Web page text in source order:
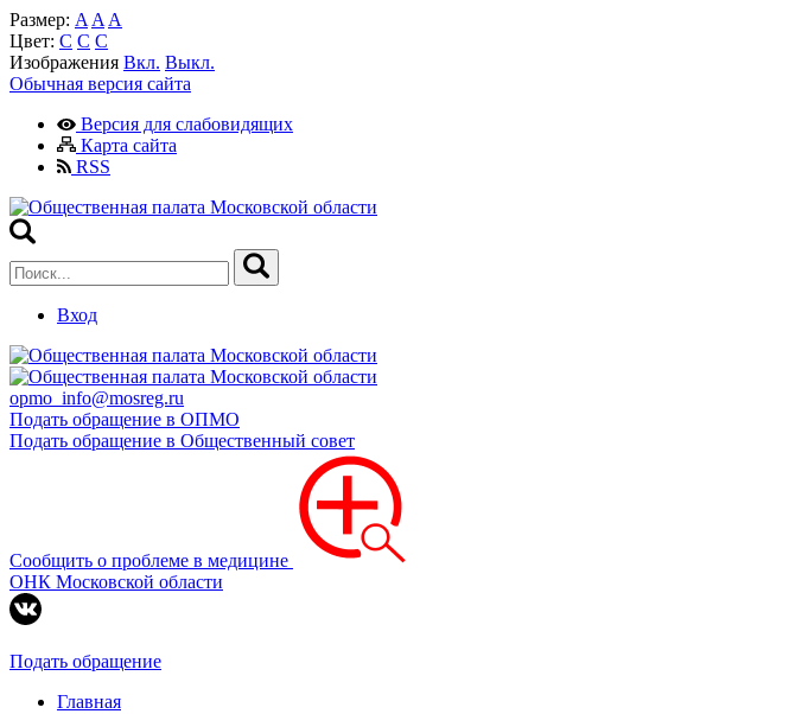
Размер: A A A
Цвет: C C C
Изображения Вкл. Выкл.
Обычная версия сайта
Версия для слабовидящих
Карта сайта
RSS
Вход
opmo_info@mosreg.ru
Подать обращение в ОПМО
Подать обращение в Общественный совет
Сообщить о проблеме в медицине
ОНК Московской области
Подать обращение
Главная